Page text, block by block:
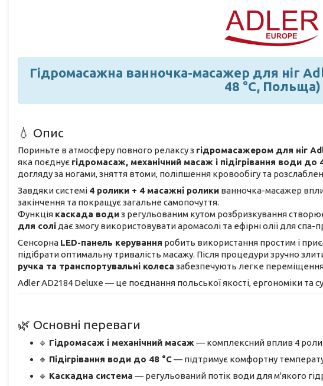
Гідромасажна ванночка-масажер для ніг
48 °C, Польща)
💧 Опис
Пориньте в атмосферу повного релаксу з гідромасажером для ніг
яка поєднує гідромасаж, механічний масаж і підігрівання води до
догляду за ногами, зняття втоми, поліпшення кровообігу та
Завдяки системі 4 ролики + 4 масажні ролики ванночка-масажер
закінчення та покращує загальне самопочуття.
Функція каскада водиз регульованим кутом розбризкування
для солідає змогу використовувати аромасолі та ефірні олії для спа-
Сенсорна LED-панель керування робить використання простим і
підібрати оптимальну тривалість масажу. Після процедури зручно
ручка та транспортувальні колеса забезпечують легке
Adler AD2184 Deluxe — це поєднання польської якості, ергономіки та
🌿 Основні переваги
🔹 Гідромасаж і механічний масаж — комплексний вплив 4
🔹 Підігрівання води до 48 °C— підтримує комфортну
🔹 Каскадна система — регульований потік води для м'якого